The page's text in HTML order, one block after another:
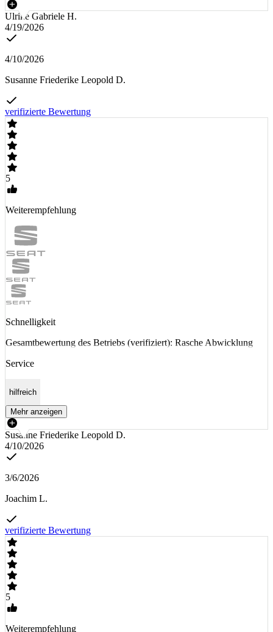
Ulrike Gabriele H.
4/19/2026
4/10/2026
Susanne Friederike Leopold D.
verifizierte Bewertung
5
Weiterempfehlung
Schnelligkeit
Gesamtbewertung des Betriebs (verifiziert): Rasche Abwicklung
Service
hilfreich
Mehr anzeigen
Susanne Friederike Leopold D.
4/10/2026
3/6/2026
Joachim L.
verifizierte Bewertung
5
Weiterempfehlung